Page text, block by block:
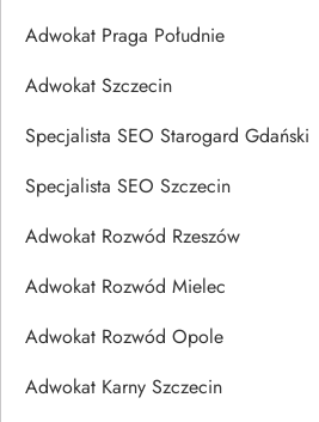
Adwokat Praga Południe
Adwokat Szczecin
Specjalista SEO Starogard Gdański
Specjalista SEO Szczecin
Adwokat Rozwód Rzeszów
Adwokat Rozwód Mielec
Adwokat Rozwód Opole
Adwokat Karny Szczecin